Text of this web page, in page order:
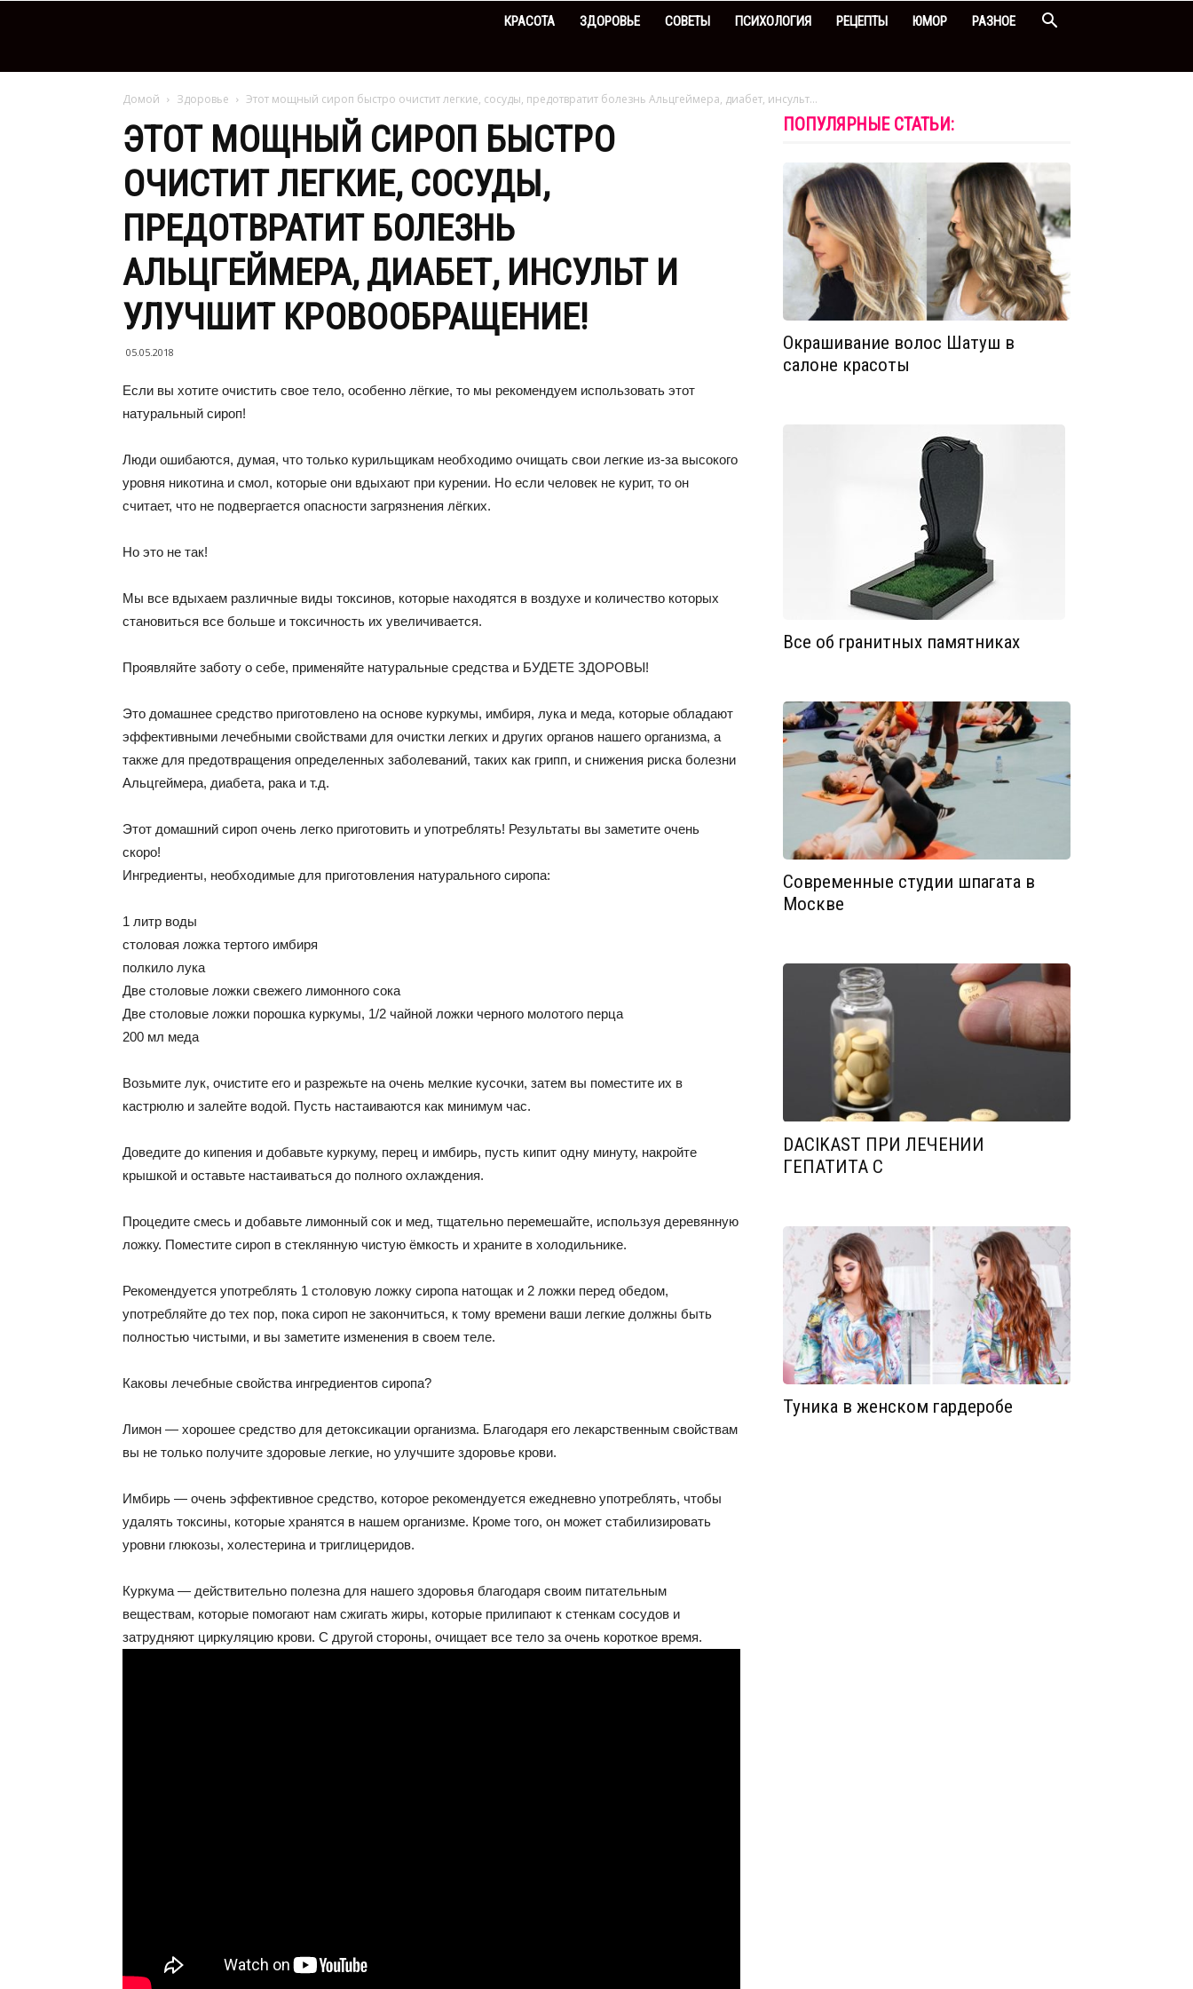
КРАСОТА ЗДОРОВЬЕ СОВЕТЫ ПСИХОЛОГИЯ РЕЦЕПТЫ ЮМОР РАЗНОЕ
Домой Здоровье Этот мощный сироп быстро очистит легкие, сосуды, предотвратит болезнь Альцгеймера, диабет, инсульт...
ЭТОТ МОЩНЫЙ СИРОП БЫСТРО
ОЧИСТИТ ЛЕГКИЕ, СОСУДЫ,
ПРЕДОТВРАТИТ БОЛЕЗНЬ
АЛЬЦГЕЙМЕРА, ДИАБЕТ, ИНСУЛЬТ И
УЛУЧШИТ КРОВООБРАЩЕНИЕ!
05.05.2018
Если вы хотите очистить свое тело, особенно лёгкие, то мы рекомендуем использовать этот
натуральный сироп!
Люди ошибаются, думая, что только курильщикам необходимо очищать свои легкие из-за высокого
уровня никотина и смол, которые они вдыхают при курении. Но если человек не курит, то он
считает, что не подвергается опасности загрязнения лёгких.
Но это не так!
Мы все вдыхаем различные виды токсинов, которые находятся в воздухе и количество которых
становиться все больше и токсичность их увеличивается.
Проявляйте заботу о себе, применяйте натуральные средства и БУДЕТЕ ЗДОРОВЫ!
Это домашнее средство приготовлено на основе куркумы, имбиря, лука и меда, которые обладают
эффективными лечебными свойствами для очистки легких и других органов нашего организма, а
также для предотвращения определенных заболеваний, таких как грипп, и снижения риска болезни
Альцгеймера, диабета, рака и т.д.
Этот домашний сироп очень легко приготовить и употреблять! Результаты вы заметите очень
скоро!
Ингредиенты, необходимые для приготовления натурального сиропа:
1 литр воды
столовая ложка тертого имбиря
полкило лука
Две столовые ложки свежего лимонного сока
Две столовые ложки порошка куркумы, 1/2 чайной ложки черного молотого перца
200 мл меда
Возьмите лук, очистите его и разрежьте на очень мелкие кусочки, затем вы поместите их в
кастрюлю и залейте водой. Пусть настаиваются как минимум час.
Доведите до кипения и добавьте куркуму, перец и имбирь, пусть кипит одну минуту, накройте
крышкой и оставьте настаиваться до полного охлаждения.
Процедите смесь и добавьте лимонный сок и мед, тщательно перемешайте, используя деревянную
ложку. Поместите сироп в стеклянную чистую ёмкость и храните в холодильнике.
Рекомендуется употреблять 1 столовую ложку сиропа натощак и 2 ложки перед обедом,
употребляйте до тех пор, пока сироп не закончиться, к тому времени ваши легкие должны быть
полностью чистыми, и вы заметите изменения в своем теле.
Каковы лечебные свойства ингредиентов сиропа?
Лимон — хорошее средство для детоксикации организма. Благодаря его лекарственным свойствам
вы не только получите здоровые легкие, но улучшите здоровье крови.
Имбирь — очень эффективное средство, которое рекомендуется ежедневно употреблять, чтобы
удалять токсины, которые хранятся в нашем организме. Кроме того, он может стабилизировать
уровни глюкозы, холестерина и триглицеридов.
Куркума — действительно полезна для нашего здоровья благодаря своим питательным
веществам, которые помогают нам сжигать жиры, которые прилипают к стенкам сосудов и
затрудняют циркуляцию крови. С другой стороны, очищает все тело за очень короткое время.
ПОПУЛЯРНЫЕ СТАТЬИ:
Окрашивание волос Шатуш в
салоне красоты
Все об гранитных памятниках
Современные студии шпагата в
Москве
DACIKAST ПРИ ЛЕЧЕНИИ
ГЕПАТИТА С
Туника в женском гардеробе